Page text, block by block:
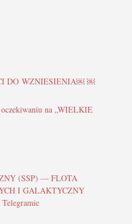
DO WZNIESIENIA￼ ￼
na „WIELKIE
(SSP) — FLOTA
I GALAKTYCZNY